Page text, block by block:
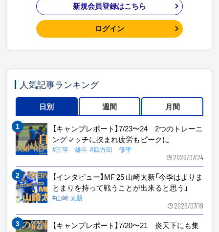
新規会員登録はこちら
ログイン
人気記事ランキング
日別 週間 月間
【キャンプレポート】7/23〜24 2つのトレーニ
ングマッチに挟まれ疲労もピークに
#三竿 雄斗 #四方田 修平
2026/07/24
【インタビュー】MF 25 山崎太新「今季はよりま
とまりを持って戦うことが出来ると思う」
#山崎 太新
2026/07/19
【キャンプレポート】7/20〜21 炎天下にも集